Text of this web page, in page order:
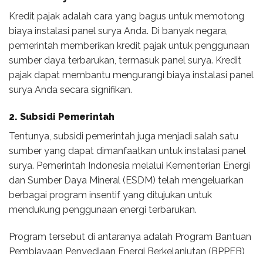
Kredit pajak adalah cara yang bagus untuk memotong
biaya instalasi panel surya Anda. Di banyak negara,
pemerintah memberikan kredit pajak untuk penggunaan
sumber daya terbarukan, termasuk panel surya. Kredit
pajak dapat membantu mengurangi biaya instalasi panel
surya Anda secara signifikan.
2. Subsidi Pemerintah
Tentunya, subsidi pemerintah juga menjadi salah satu
sumber yang dapat dimanfaatkan untuk instalasi panel
surya. Pemerintah Indonesia melalui Kementerian Energi
dan Sumber Daya Mineral (ESDM) telah mengeluarkan
berbagai program insentif yang ditujukan untuk
mendukung penggunaan energi terbarukan.
Program tersebut di antaranya adalah Program Bantuan
Pembiayaan Penyediaan Energi Berkelanjutan (BPPEB)